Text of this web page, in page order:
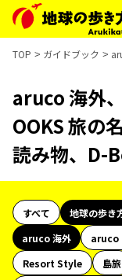
TOP ガイドブック
aruco 海外
OOKS 旅の
読み物、D-
すべて 地球の歩き
aruco 海外
aruco
Resort Style
島旅